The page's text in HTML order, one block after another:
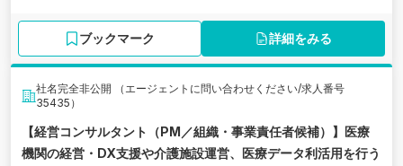
ブックマーク 詳細をみる
社名完全非公開 （エージェントに問い合わせください/求人番号
35435）
【経営コンサルタント（PM／組織・事業責任者候補）】医療
機関の経営・DX支援や介護施設運営、医療データ利活用を行う